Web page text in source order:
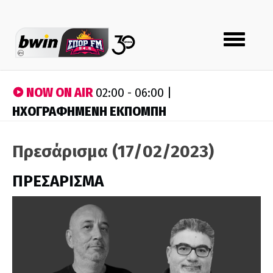
Toggle
navigation
NOW ON AIR02:00 - 06:00 |
ΗΧΟΓΡΑΦΗΜΕΝΗ ΕΚΠΟΜΠΗ
Πρεσάρισμα (17/02/2023)
ΠΡΕΣΑΡΙΣΜΑ